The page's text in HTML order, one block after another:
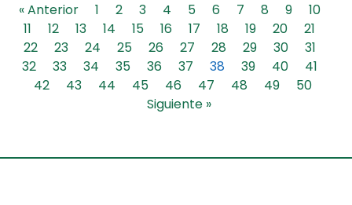
« Anterior 1 2 3 4 5 6 7 8 9
10
11
12 13 14 15 16 17 18 19 20
21
22
23 24 25 26 27 28 29 30
31
32
33 34 35 36 37 38 39 40
41
42
43 44 45 46 47 48 49
50
Siguiente »